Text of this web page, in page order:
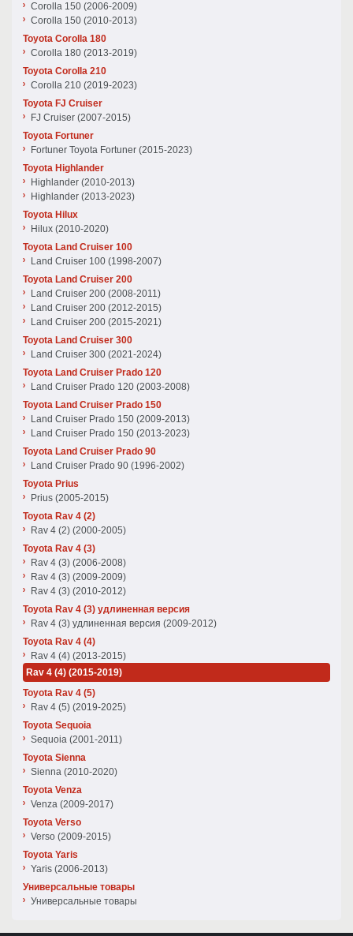
Corolla 150 (2006-2009)
Corolla 150 (2010-2013)
Toyota Corolla 180
Corolla 180 (2013-2019)
Toyota Corolla 210
Corolla 210 (2019-2023)
Toyota FJ Cruiser
FJ Cruiser (2007-2015)
Toyota Fortuner
Fortuner Toyota Fortuner (2015-2023)
Toyota Highlander
Highlander (2010-2013)
Highlander (2013-2023)
Toyota Hilux
Hilux (2010-2020)
Toyota Land Cruiser 100
Land Cruiser 100 (1998-2007)
Toyota Land Cruiser 200
Land Cruiser 200 (2008-2011)
Land Cruiser 200 (2012-2015)
Land Cruiser 200 (2015-2021)
Toyota Land Cruiser 300
Land Cruiser 300 (2021-2024)
Toyota Land Cruiser Prado 120
Land Cruiser Prado 120 (2003-2008)
Toyota Land Cruiser Prado 150
Land Cruiser Prado 150 (2009-2013)
Land Cruiser Prado 150 (2013-2023)
Toyota Land Cruiser Prado 90
Land Cruiser Prado 90 (1996-2002)
Toyota Prius
Prius (2005-2015)
Toyota Rav 4 (2)
Rav 4 (2) (2000-2005)
Toyota Rav 4 (3)
Rav 4 (3) (2006-2008)
Rav 4 (3) (2009-2009)
Rav 4 (3) (2010-2012)
Toyota Rav 4 (3) удлиненная версия
Rav 4 (3) удлиненная версия (2009-2012)
Toyota Rav 4 (4)
Rav 4 (4) (2013-2015)
Rav 4 (4) (2015-2019)
Toyota Rav 4 (5)
Rav 4 (5) (2019-2025)
Toyota Sequoia
Sequoia (2001-2011)
Toyota Sienna
Sienna (2010-2020)
Toyota Venza
Venza (2009-2017)
Toyota Verso
Verso (2009-2015)
Toyota Yaris
Yaris (2006-2013)
Универсальные товары
Универсальные товары